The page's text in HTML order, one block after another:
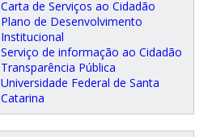
Carta de Serviços ao Cidadão
Plano de Desenvolvimento
Institucional
Serviço de informação ao Cidadão
Transparência Pública
Universidade Federal de Santa
Catarina